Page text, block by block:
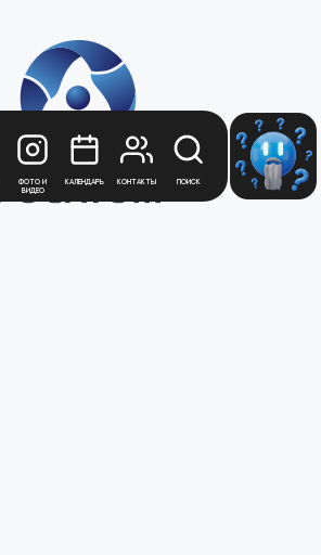
Фото и
видео
Календарь Контакты Поиск